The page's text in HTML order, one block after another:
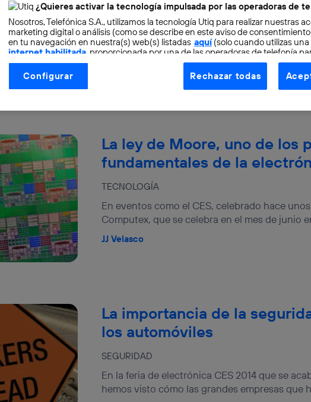
Construir tu propio portátil parece una tarea
profesionales muy expertos con una gran
Pablo G. Bejerano
TECNOLOGÍA
La ley de Moore, uno de los
fundamentales de la
En eventos como el CES, celebrado hace
Computex, que se celebra en el mes de junio
JJ Velasco
SEGURIDAD
La importancia de la
los automóviles
En la feria de electrónica CES 2014 que se
hemos visto cómo las grandes empresas que
¿Quieres activar la tecnología impulsada por las operadoras de
Nosotros, Telefónica S.A., utilizamos la tecnología Utiq para realizar nuestras
marketing digital o análisis (como se describe en este aviso de
en tu navegación en nuestra(s) web(s) listadas aquí(solo cuando utilizas una
internet habilitada , proporcionada por una de las operadoras de telefonía
otorgas tu consentimiento en cada página web).
La tecnología Utiq está diseñada con la privacidad como prioridad
control.
Este identificador se asigna a la conexión de internet, por lo que cualquier
conecte su dispositivo y consienta el uso de la tecnología recibirá el mismo
Típicamente:
Si utilizas unaconexión de banda ancha
realizará en función de las actividades de navegación de los miembros del
hayan dado su consentimiento.
Si utilizasdatos móviles, el marketing será más personalizado, ya que se
únicamente en la navegación del usuario del móvil.
Puedes gestionar los consentimientos Utiq seleccionando “Administrar Utiq”
inferior de esta página web o visitando el
Configurar Rechazar todas